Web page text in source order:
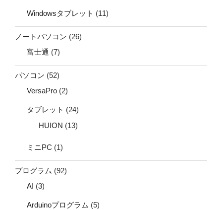
Windowsタブレット (11)
ノートパソコン (26)
富士通 (7)
パソコン (52)
VersaPro (2)
タブレット (24)
HUION (13)
ミニPC (1)
プログラム (92)
AI (3)
Arduinoプログラム (5)